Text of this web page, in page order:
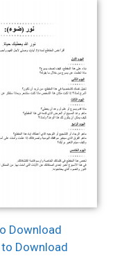
Download
Download